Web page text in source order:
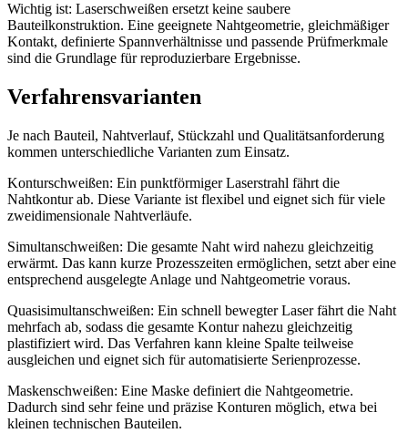
Wichtig ist: Laserschweißen ersetzt keine saubere
Bauteilkonstruktion. Eine geeignete Nahtgeometrie, gleichmäßiger
Kontakt, definierte Spannverhältnisse und passende Prüfmerkmale
sind die Grundlage für reproduzierbare Ergebnisse.
Verfahrensvarianten
Je nach Bauteil, Nahtverlauf, Stückzahl und Qualitätsanforderung
kommen unterschiedliche Varianten zum Einsatz.
Konturschweißen: Ein punktförmiger Laserstrahl fährt die
Nahtkontur ab. Diese Variante ist flexibel und eignet sich für viele
zweidimensionale Nahtverläufe.
Simultanschweißen: Die gesamte Naht wird nahezu gleichzeitig
erwärmt. Das kann kurze Prozesszeiten ermöglichen, setzt aber eine
entsprechend ausgelegte Anlage und Nahtgeometrie voraus.
Quasisimultanschweißen: Ein schnell bewegter Laser fährt die Naht
mehrfach ab, sodass die gesamte Kontur nahezu gleichzeitig
plastifiziert wird. Das Verfahren kann kleine Spalte teilweise
ausgleichen und eignet sich für automatisierte Serienprozesse.
Maskenschweißen: Eine Maske definiert die Nahtgeometrie.
Dadurch sind sehr feine und präzise Konturen möglich, etwa bei
kleinen technischen Bauteilen.